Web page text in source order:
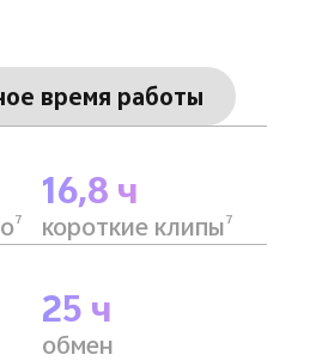
время работы
7
16,8 ч
короткие клипы7
25 ч
обмен